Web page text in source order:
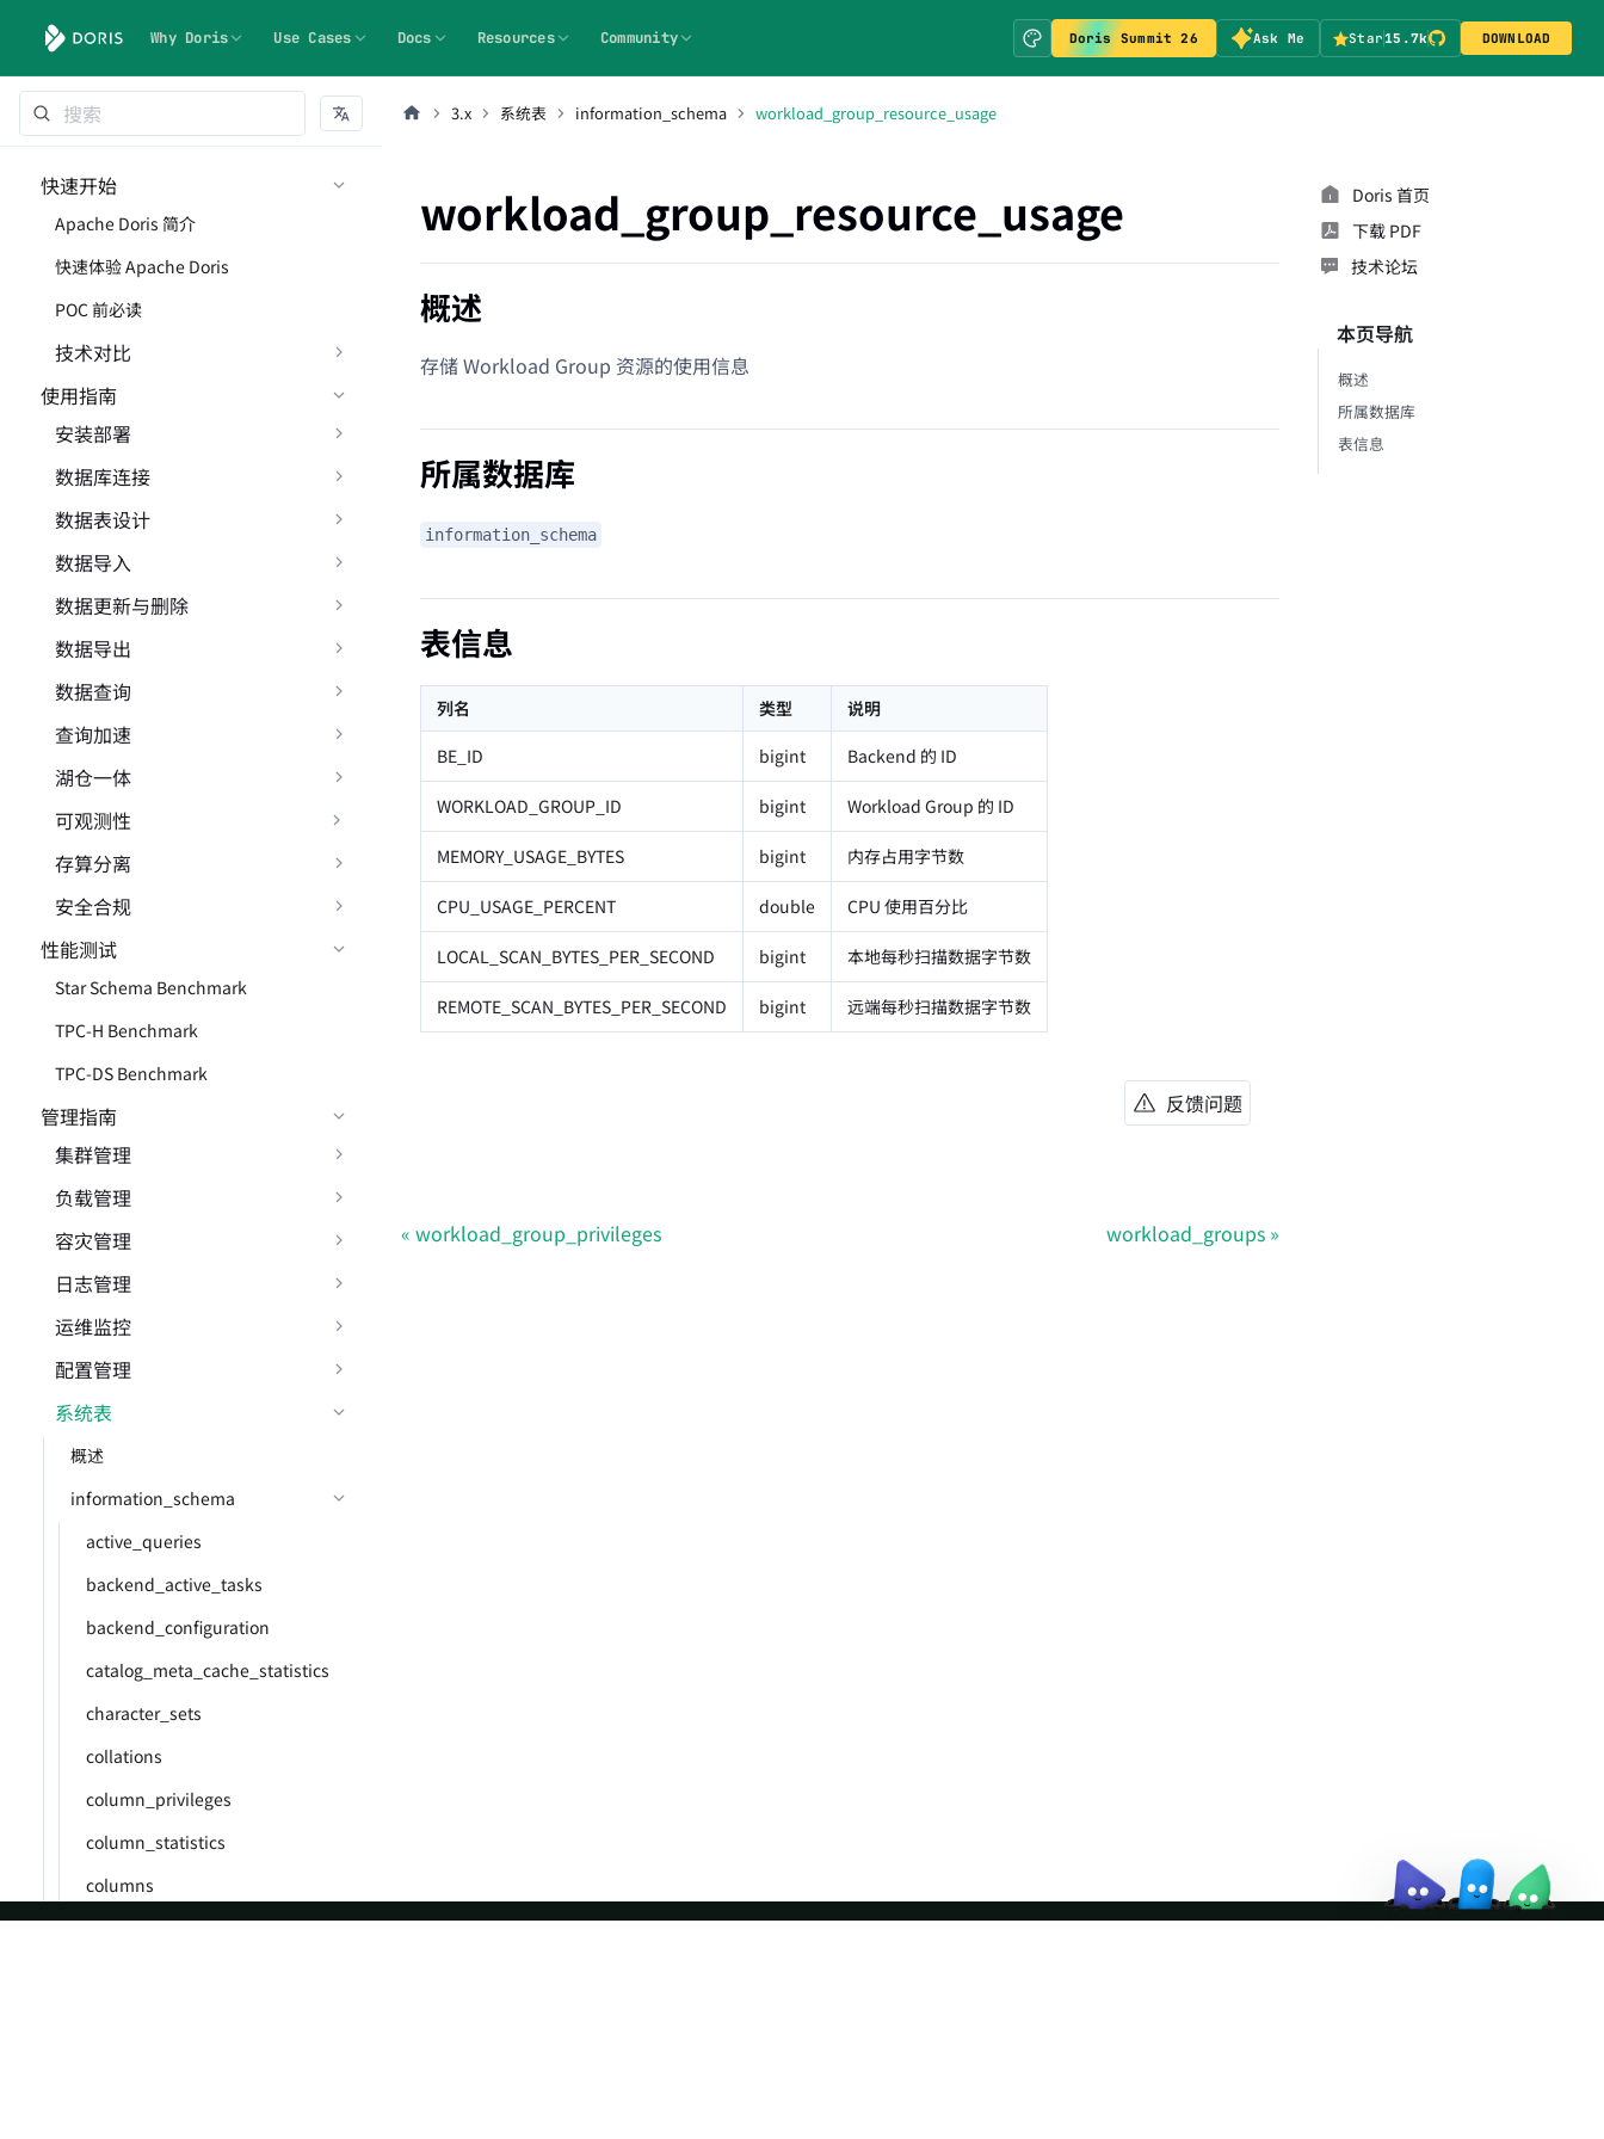
Why Doris Use Cases Docs Resources Community Doris Summit 26 Ask Me Star15.7k DOWNLOAD
快速开始
Apache Doris 简介
快速体验 Apache Doris
POC 前必读
技术对比
使用指南
安装部署
数据库连接
数据表设计
数据导入
数据更新与删除
数据导出
数据查询
查询加速
湖仓一体
可观测性
存算分离
安全合规
性能测试
Star Schema Benchmark
TPC-H Benchmark
TPC-DS Benchmark
管理指南
集群管理
负载管理
容灾管理
日志管理
运维监控
配置管理
系统表
概述
information_schema
active_queries
backend_active_tasks
backend_configuration
catalog_meta_cache_statistics
character_sets
collations
column_privileges
column_statistics
columns
engines
3.x 系统表 information_schema workload_group_resource_usage
workload_group_resource_usage
概述
存储 Workload Group 资源的使用信息
所属数据库
information_schema
表信息
列名 类型
说明
BE_ID
bigint Backend 的 ID
WORKLOAD_GROUP_ID bigint Workload Group 的 ID
MEMORY_USAGE_BYTES bigint 内存占用字节数
CPU_USAGE_PERCENT double CPU 使用百分比
LOCAL_SCAN_BYTES_PER_SECOND bigint 本地每秒扫描数据字节数
REMOTE_SCAN_BYTES_PER_SECOND bigint 远端每秒扫描数据字节数
反馈问题
workload_group_privileges workload_groups
Doris 首页
下载 PDF
技术论坛
本页导航
概述
所属数据库
表信息